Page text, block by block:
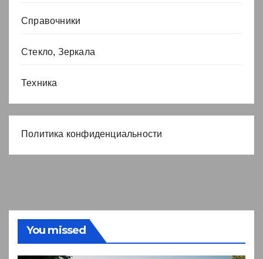
Справочники
Стекло, Зеркала
Техника
Политика конфиденциальности
You missed